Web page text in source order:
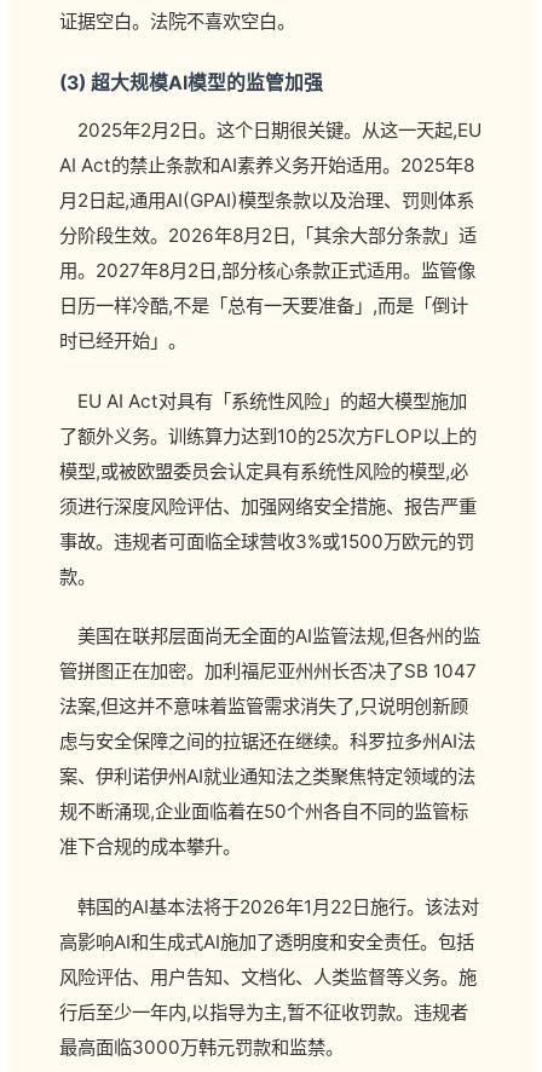
证据空白。法院不喜欢空白。
(3) 超大规模AI模型的监管加强
2025年2月2日。这个日期很关键。从这一天起,EU
AI Act的禁止条款和AI素养义务开始适用。2025年8
月2日起,通用AI(GPAI)模型条款以及治理、罚则体系
分阶段生效。2026年8月2日,「其余大部分条款」适
用。2027年8月2日,部分核心条款正式适用。监管像
日历一样冷酷,不是「总有一天要准备」,而是「倒计
时已经开始」。
EU AI Act对具有「系统性风险」的超大模型施加
了额外义务。训练算力达到10的25次方FLOP以上的
模型,或被欧盟委员会认定具有系统性风险的模型,必
须进行深度风险评估、加强网络安全措施、报告严重
事故。违规者可面临全球营收3%或1500万欧元的罚
款。
美国在联邦层面尚无全面的AI监管法规,但各州的监
管拼图正在加密。加利福尼亚州州长否决了SB 1047
法案,但这并不意味着监管需求消失了,只说明创新顾
虑与安全保障之间的拉锯还在继续。科罗拉多州AI法
案、伊利诺伊州AI就业通知法之类聚焦特定领域的法
规不断涌现,企业面临着在50个州各自不同的监管标
准下合规的成本攀升。
韩国的AI基本法将于2026年1月22日施行。该法对
高影响AI和生成式AI施加了透明度和安全责任。包括
风险评估、用户告知、文档化、人类监督等义务。施
行后至少一年内,以指导为主,暂不征收罚款。违规者
最高面临3000万韩元罚款和监禁。